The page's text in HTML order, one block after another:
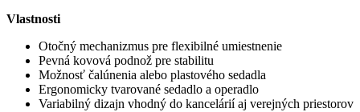
Vlastnosti
Otočný mechanizmus pre flexibilné umiestnenie
Pevná kovová podnož pre stabilitu
Možnosť čalúnenia alebo plastového sedadla
Ergonomicky tvarované sedadlo a operadlo
Variabilný dizajn vhodný do kancelárií aj verejných priestorov